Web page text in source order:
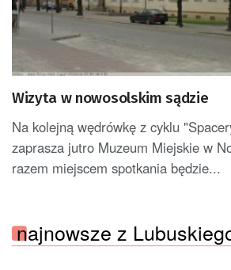
Wizyta w nowosolskim sądzie
Na kolejną wędrówkę z cyklu
zaprasza jutro Muzeum Miejskie w
razem miejscem spotkania będzie...
najnowsze z